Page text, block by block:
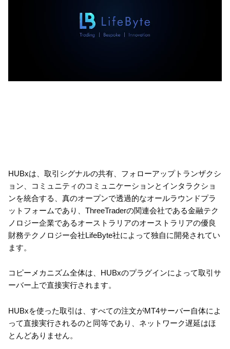
HUBxは、取引シグナルの共有、フォローアップトランザクシ
ョン、コミュニティのコミュニケーションとインタラクショ
ンを統合する、真のオープンで透過的なオールラウンドプラ
ットフォームであり、ThreeTraderの関連会社である金融テク
ノロジー企業であるオーストラリアのオーストラリアの優良
財務テクノロジー会社LifeByte社によって独自に開発されてい
ます。
コピーメカニズム全体は、HUBxのプラグインによって取引サ
ーバー上で直接実行されます。
HUBxを使った取引は、すべての注文がMT4サーバー自体によ
って直接実行されるのと同等であり、ネットワーク遅延はほ
とんどありません。